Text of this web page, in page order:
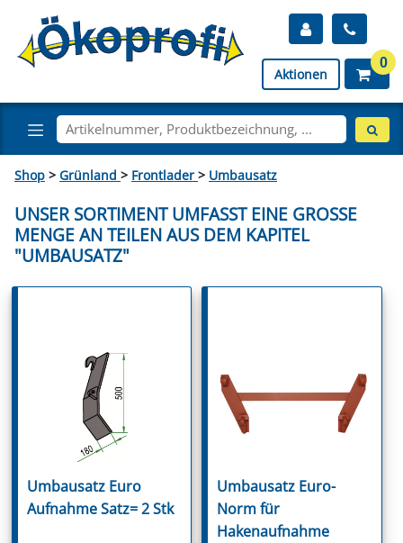
Aktionen
0
Shop > Grünland > Frontlader > Umbausatz
UNSER SORTIMENT UMFASST EINE GROSSE M
ENGE AN TEILEN AUS DEM KAPITEL "
UMBAUSATZ"
Umbausatz Euro
Aufnahme Satz= 2 Stk
Umbausatz Euro-
Norm für
Hakenaufnahme